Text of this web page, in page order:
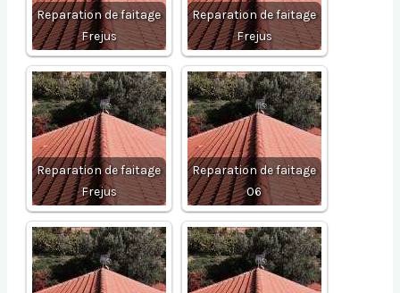
Reparation de faitage
Frejus
Reparation de faitage
Frejus
Reparation de faitage
Frejus
Reparation de faitage
06